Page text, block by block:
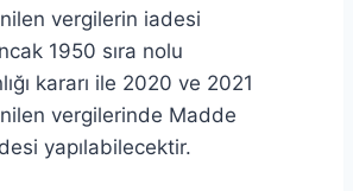
vergilerin iadesi
1950 sıra nolu
kararı ile 2020 ve 2021
vergilerinde Madde
yapılabilecektir.